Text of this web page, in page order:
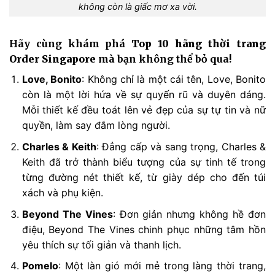
không còn là giấc mơ xa vời.
Hãy cùng khám phá Top 10 hãng thời trang
Order Singapore mà bạn không thể bỏ qua!
Love, Bonito: Không chỉ là một cái tên, Love, Bonito
còn là một lời hứa về sự quyến rũ và duyên dáng.
Mỗi thiết kế đều toát lên vẻ đẹp của sự tự tin và nữ
quyền, làm say đắm lòng người.
Charles & Keith: Đẳng cấp và sang trọng, Charles &
Keith đã trở thành biểu tượng của sự tinh tế trong
từng đường nét thiết kế, từ giày dép cho đến túi
xách và phụ kiện.
Beyond The Vines: Đơn giản nhưng không hề đơn
điệu, Beyond The Vines chinh phục những tâm hồn
yêu thích sự tối giản và thanh lịch.
Pomelo: Một làn gió mới mẻ trong làng thời trang,